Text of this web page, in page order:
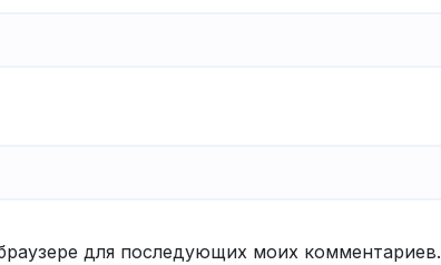
для последующих моих комментариев.